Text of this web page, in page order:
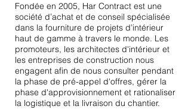
Fondée en 2005, Har Contract est une
société d’achat et de conseil spécialisée
dans la fourniture de projets d’intérieur
haut de gamme à travers le monde. Les
promoteurs, les architectes d'intérieur et
les entreprises de construction nous
engagent afin de nous consulter pendant
la phase de pré-appel d'offres, gérer la
phase d'approvisionnement et rationaliser
la logistique et la livraison du chantier.